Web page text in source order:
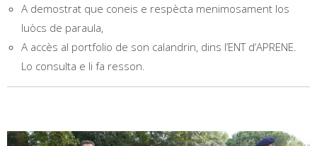
A demostrat que coneis e respècta menimosament los
luòcs de paraula,
A accès al portfolio de son calandrin, dins l’ENT d’APRENE.
Lo consulta e li fa resson.